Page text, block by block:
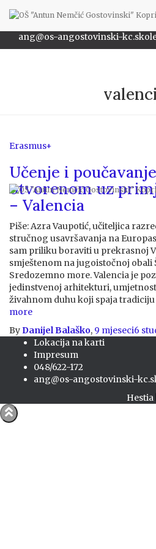
048/622-172
ang@os-angostovinski-
Erasmus+
Učenje i
otvorenom uz
– Valencia
Piše: Azra Vaupotić, učiteljica
stručnog usavršavanja na
sam priliku boraviti u prekrasnoj
smještenom na jugoistočnoj obali
Sredozemno more. Valencia je
jedinstvenoj arhitekturi,
živahnom duhu koji spaja
more
By Danijel Balaško, 9 mjeseci6
Lokacija na karti
Impresum
048/622-172
ang@os-angostovinski-
Hestia